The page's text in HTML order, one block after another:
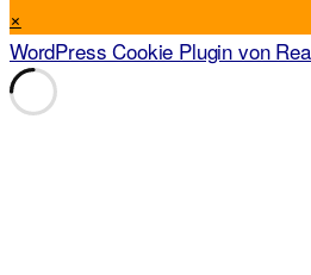
×
WordPress Cookie Plugin von